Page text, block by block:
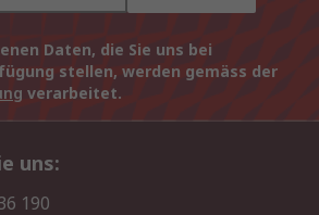
Daten, die Sie uns bei
stellen, werden gemäss der
verarbeitet.
uns:
190